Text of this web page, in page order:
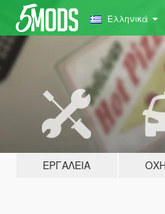
Ελληνικά
ΕΡΓΑΛΕΊΑ